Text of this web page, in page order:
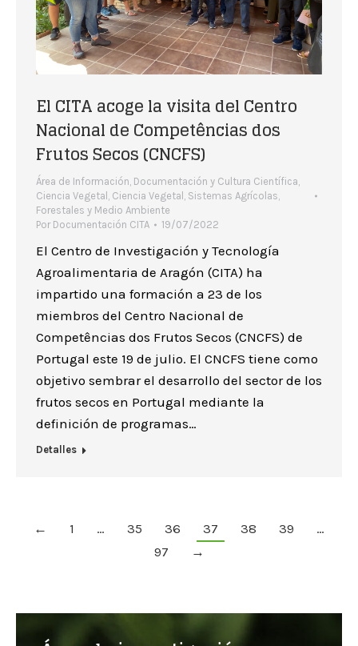
El CITA acoge la visita del Centro
Nacional de Competências dos
Frutos Secos (CNCFS)
Área de Información, Documentación y Cultura Científica
Ciencia Vegetal Ciencia Vegetal Sistemas Agrícolas,
Forestales y Medio Ambiente
Por Documentación CITA 19/07/2022
El Centro de Investigación y Tecnología
Agroalimentaria de Aragón (CITA) ha
impartido una formación a 23 de los
miembros del Centro Nacional de
Competências dos Frutos Secos (CNCFS) de
Portugal este 19 de julio. El CNCFS tiene como
objetivo sembrar el desarrollo del sector de los
frutos secos en Portugal mediante la
definición de programas…
Detalles
← 1 … 35 36 37 38 39
…
97
→